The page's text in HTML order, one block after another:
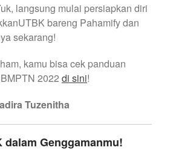
langsung mulai persiapkan diri
bareng Pahamify dan
sekarang!
kamu bisa cek panduan
2022 di sini!
Tuzenitha
dalam Genggamanmu!